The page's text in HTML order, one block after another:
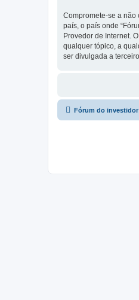
Compromete-se a não
país, o país onde
Provedor de Internet.
qualquer tópico, a
ser divulgada a
Fórum do investidor